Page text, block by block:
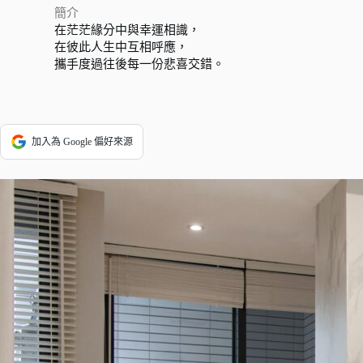
簡介
在茫茫緣分中與幸運相識，
在彼此人生中互相呼應，
攜手度過往後每一份悲喜交錯。
加入為 Google 偏好來源